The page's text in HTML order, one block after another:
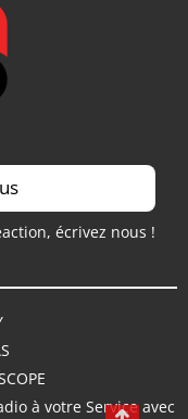
écrivez nous !
à votre Service avec